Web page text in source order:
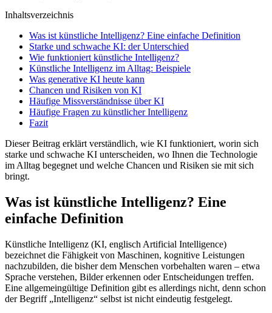
Inhaltsverzeichnis
Was ist künstliche Intelligenz? Eine einfache Definition
Starke und schwache KI: der Unterschied
Wie funktioniert künstliche Intelligenz?
Künstliche Intelligenz im Alltag: Beispiele
Was generative KI heute kann
Chancen und Risiken von KI
Häufige Missverständnisse über KI
Häufige Fragen zu künstlicher Intelligenz
Fazit
Dieser Beitrag erklärt verständlich, wie KI funktioniert, worin sich
starke und schwache KI unterscheiden, wo Ihnen die Technologie
im Alltag begegnet und welche Chancen und Risiken sie mit sich
bringt.
Was ist künstliche Intelligenz? Eine
einfache Definition
Künstliche Intelligenz (KI, englisch Artificial Intelligence)
bezeichnet die Fähigkeit von Maschinen, kognitive Leistungen
nachzubilden, die bisher dem Menschen vorbehalten waren – etwa
Sprache verstehen, Bilder erkennen oder Entscheidungen treffen.
Eine allgemeingültige Definition gibt es allerdings nicht, denn schon
der Begriff „Intelligenz“ selbst ist nicht eindeutig festgelegt.